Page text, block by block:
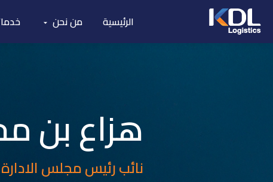
الرئيسية من نحن
هزاع بن
نائب رئيس مجلس الادارة